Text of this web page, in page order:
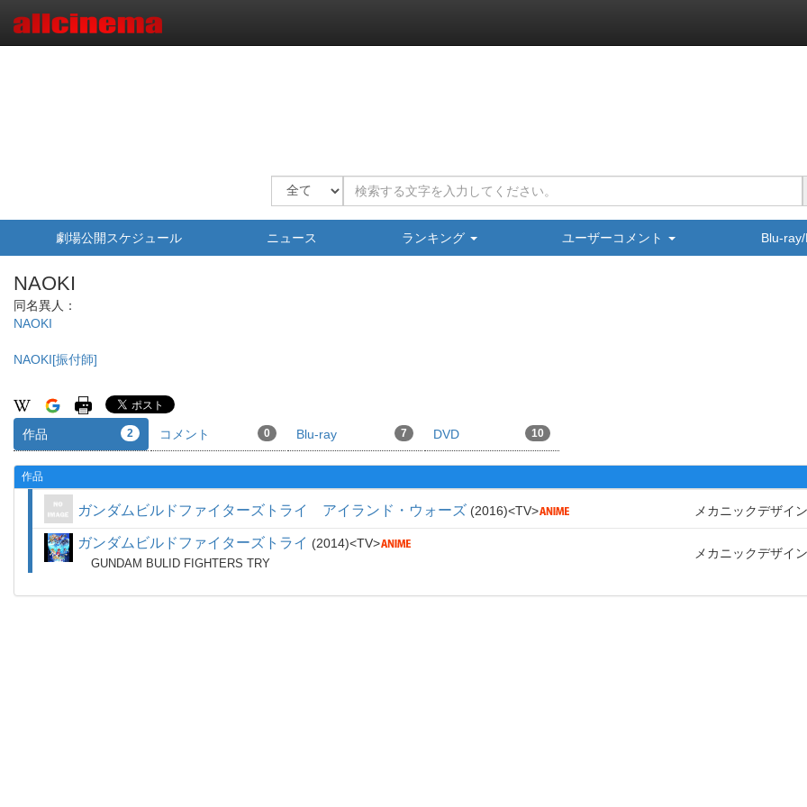
劇場公開スケジュール ニュース ランキング ユーザーコメント Blu-
NAOKI
同名異人：
NAOKI
NAOKI[振付師]
作品 2 コメント 0 Blu-ray 7 DVD 10
作品
ガンダムビルドファイターズトライ アイランド・ウォーズ 2016 TV メカニックデザイン
ガンダムビルドファイターズトライ 2014 TV
GUNDAM BULID FIGHTERS TRY
メカニックデザイン